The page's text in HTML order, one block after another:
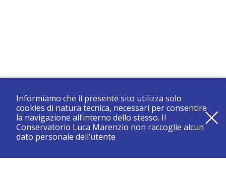
registrati e resta aggiornato su tutte le novità
Informiamo che il presente sito utilizza solo
cookies di natura tecnica, necessari per consentire
la navigazione all’interno dello stesso. Il
Conservatorio Luca Marenzio non raccoglie alcun
dato personale dell’utente